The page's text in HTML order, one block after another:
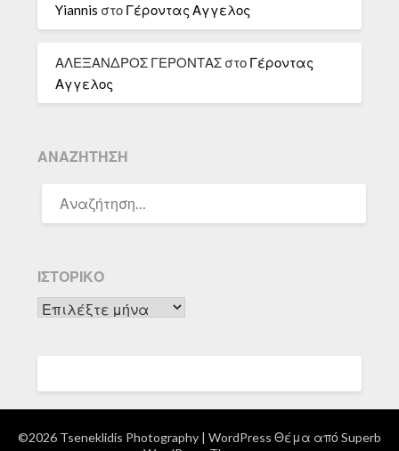
Yiannis στο Γέροντας Αγγελος
ΑΛΕΞΑΝΔΡΟΣ ΓΕΡΟΝΤΑΣ στο Γέροντας
Αγγελος
ΑΝΑΖΉΤΗΣΗ
ΓΙΑ:
ΙΣΤΟΡΙΚΌ
Ιστορικό
©2026 Tseneklidis Photography | WordPress Θέμα από Superb